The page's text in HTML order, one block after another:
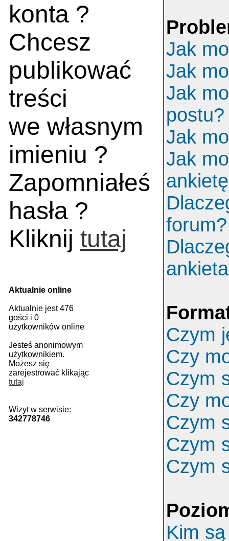
konta ?
Chcesz
publikować
treści
we własnym
imieniu ?
Zapomniałeś
hasła ?
Kliknij tutaj
Aktualnie online
Aktualnie jest 476
gości i 0
użytkowników online
Jesteś anonimowym
użytkownikiem.
Możesz się
zarejestrować klikając
tutaj
Wizyt w serwisie:
342778746
Jak
Jak
Jak
postu?
Jak
Jak
forum?
Czym
Czy
Czym
Czy
Czym
Czym
Czym
Kim